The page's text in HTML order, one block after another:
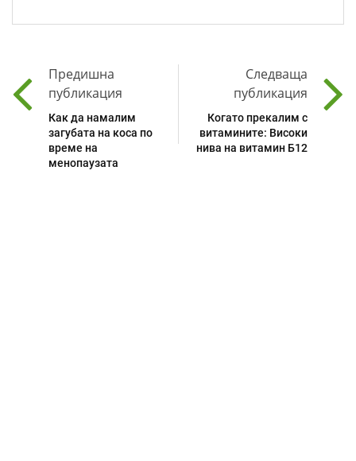
Предишна
публикация
Как да намалим
загубата на коса по
време на
менопаузата
Следваща
публикация
Когато прекалим с
витамините: Високи
нива на витамин Б12